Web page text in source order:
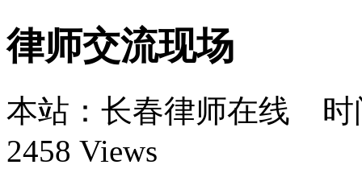
律师交流现场
本站：长春律师在线 时
2458 Views